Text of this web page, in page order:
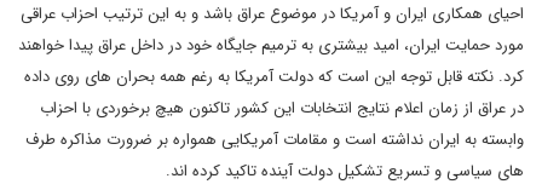
احیای همکاری ایران و آمریکا در موضوع عراق باشد و به این ترتیب احزاب عراقی
مورد حمایت ایران، امید بیشتری به ترمیم جایگاه خود در داخل عراق پیدا خواهند
کرد. نکته قابل توجه این است که دولت آمریکا به رغم همه بحران های روی داده
در عراق از زمان اعلام نتایج انتخابات این کشور تاکنون هیچ برخوردی با احزاب
وابسته به ایران نداشته است و مقامات آمریکایی همواره بر ضرورت مذاکره طرف
های سیاسی و تسریع تشکیل دولت آینده تاکید کرده اند.